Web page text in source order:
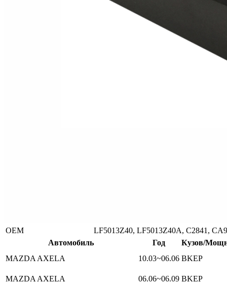
ОЕМ
LF5013Z40, LF5013Z40A, C2841,
Автомобиль
Год
Кузов/
MAZDA AXELA
10.03~06.06 BKEP
MAZDA AXELA 06.06~06.09 BKEP